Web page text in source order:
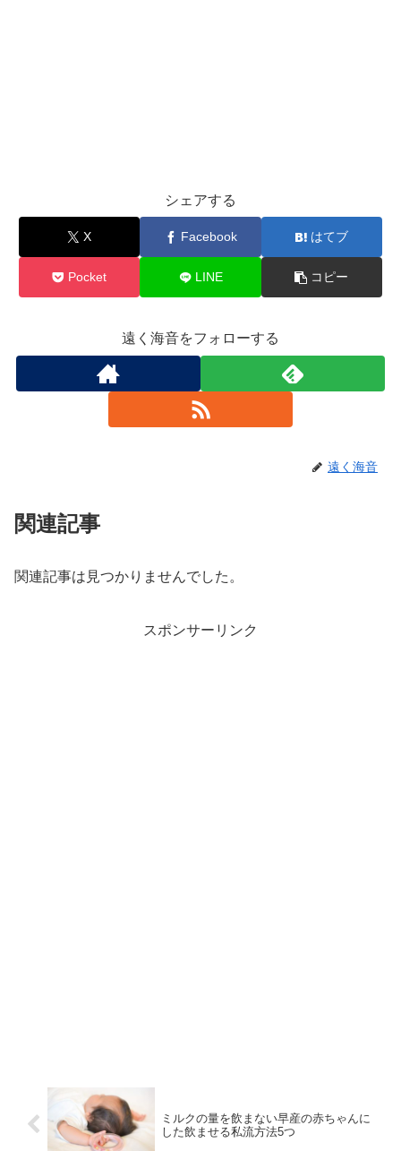
シェアする
X Facebook はてブ
Pocket LINE コピー
遠く海音をフォローする
遠く海音
関連記事
関連記事は見つかりませんでした。
スポンサーリンク
ミルクの量を飲まない早産の赤ちゃんに
した飲ませる私流方法5つ